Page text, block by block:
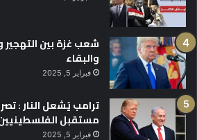
شعب غزة بين التهجير
والبقاء
فبراير 5, 2025
ترامب يُشعل النار :
مستقبل
فبراير 5, 2025